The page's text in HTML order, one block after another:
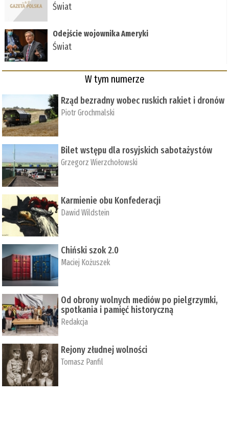
Świat
Odejście wojownika Ameryki
Świat
W tym numerze
Rząd bezradny wobec ruskich rakiet i dronów
Piotr Grochmalski
Bilet wstępu dla rosyjskich sabotażystów
Grzegorz Wierzchołowski
Karmienie obu Konfederacji
Dawid Wildstein
Chiński szok 2.0
Maciej Kożuszek
Od obrony wolnych mediów po pielgrzymki,
spotkania i pamięć historyczną
Redakcja
Rejony złudnej wolności
Tomasz Panfil